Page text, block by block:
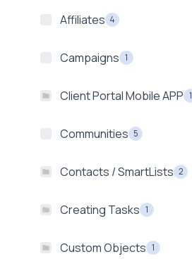
Affiliates 4
Campaigns 1
Client Portal Mobile APP 1
Communities 5
Contacts / SmartLists 2
Creating Tasks 1
Custom Objects 1